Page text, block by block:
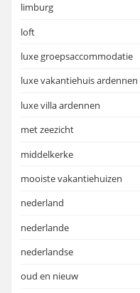
limburg
loft
luxe groepsaccommodatie
luxe vakantiehuis ardennen
luxe villa ardennen
met zeezicht
middelkerke
mooiste vakantiehuizen
nederland
nederlande
nederlandse
oud en nieuw